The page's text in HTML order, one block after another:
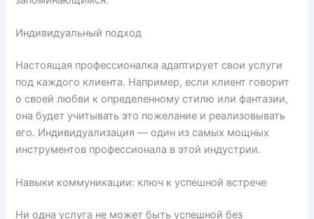
Индивидуальный подход
Настоящая профессионалка адаптирует свои услуги
под каждого клиента. Например, если клиент говорит
о своей любви к определенному стилю или фантазии,
она будет учитывать это пожелание и реализовывать
его. Индивидуализация — один из самых мощных
инструментов профессионала в этой индустрии.
Навыки коммуникации: ключ к успешной встрече
Ни одна услуга не может быть успешной без